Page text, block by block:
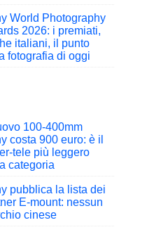
World Photography
2026: i premiati,
italiani, il punto
fotografia di oggi
100-400mm
costa 900 euro: è il
tele più leggero
categoria
pubblica la lista dei
E-mount: nessun
cinese